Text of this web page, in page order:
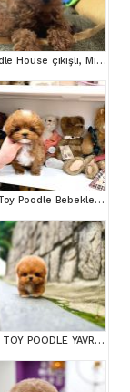
Toy Poodle House çıkışlı, Micro Boy Toy Poodle kızımız yeni ailesini arıyor
Minnos Toy Poodle Bebeklerimiz
KOREAN TOY POODLE YAVRULARIMIZ